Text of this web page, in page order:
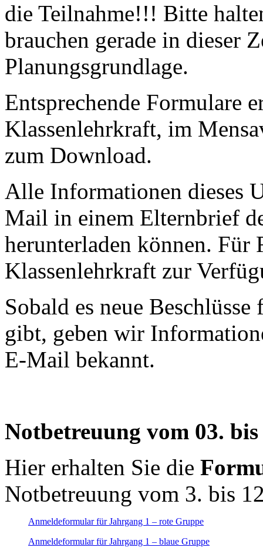
die Teilnahme!!! Bitte
brauchen gerade in dieser
Planungsgrundlage.
Entsprechende Formulare
Klassenlehrkraft, im
zum Download.
Alle Informationen dieses
Mail in einem Elternbrief
herunterladen können. Für
Klassenlehrkraft zur
Sobald es neue
gibt, geben wir
E-Mail bekannt.
Notbetreuung vom 03. bis
Hier erhalten Sie die
Notbetreuung vom 3. bis
Anmeldeformular für Jahrgang 1 – rote Gruppe
Anmeldeformular für Jahrgang 1 – blaue Gruppe